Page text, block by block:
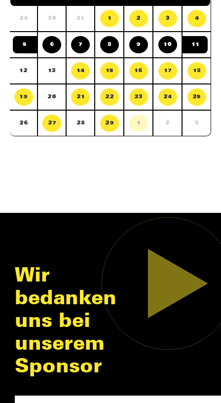
29 30 31 1 2 3 4
5 6 7 8 9 10 11
12 13 14 15 16 17 18
19 20 21 22 23 24 25
26 27 28 29 1 2 3
Wir
bedanken
uns bei
unserem
Sponsor